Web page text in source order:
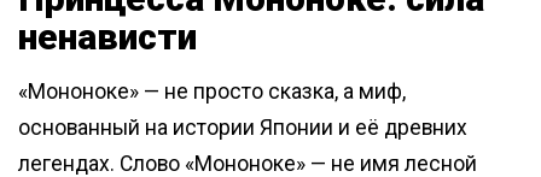
ненависти
«Мононоке» — не просто сказка, а миф,
основанный на истории Японии и её древних
легендах. Слово «Мононоке» — не имя лесной